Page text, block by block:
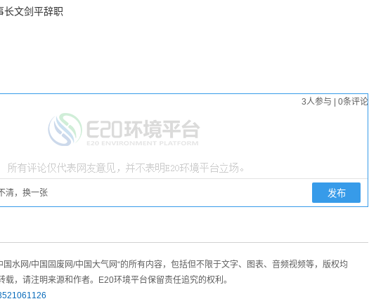
长文剑平辞职
3人参与 0条评论
清，换一张
国水网/中国固废网/中国大气网“的所有内容，包括但不限于文字、图表、音频视频等，版权均
，请注明来源和作者。E20环境平台保留责任追究的权利。